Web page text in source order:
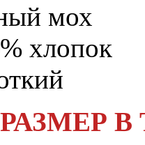
мох
хлопок
В